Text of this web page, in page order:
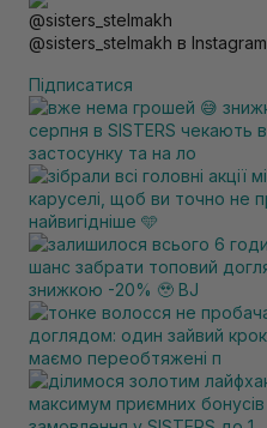
@sisters_stelmakh в Instagram
Підписатися